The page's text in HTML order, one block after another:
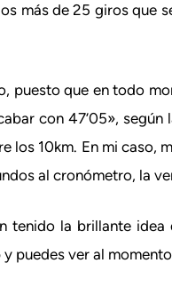
más de 25 giros que
puesto que en todo
con 47’05»,
10km. En mi caso,
al cronómetro, la
tenido la brillante idea
puedes ver al